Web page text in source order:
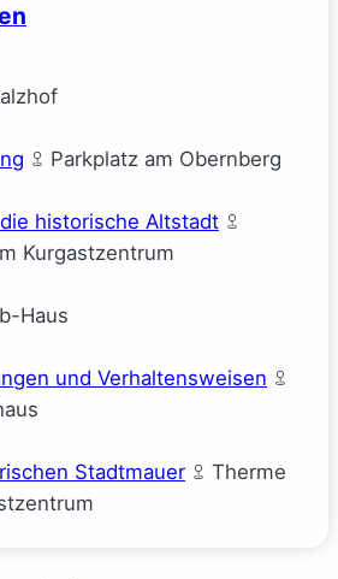
Parkplatz am Obernberg
historische Altstadt
Kurgastzentrum
Haus
und Verhaltensweisen
Stadtmauer
Therme